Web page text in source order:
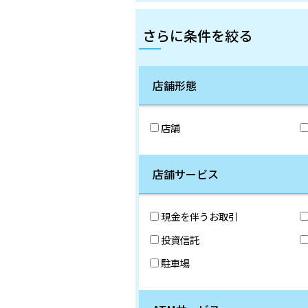
さらに条件を絞る
店舗形態
店舗
店舗サービス
現金を伴うお取引
投資信託
駐車場